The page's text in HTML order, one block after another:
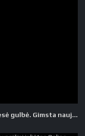
Princesė gulbė. Gimsta nauja pasaka